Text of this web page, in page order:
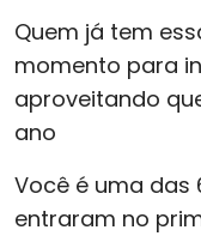
Quem já tem
momento para
aproveitando
ano
Você é uma das
entraram no